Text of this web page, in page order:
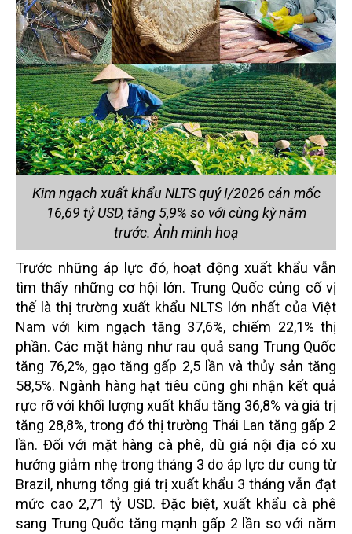
Kim ngạch xuất khẩu NLTS quý I/2026 cán mốc
16,69 tỷ USD, tăng 5,9% so với cùng kỳ năm
trước. Ảnh minh hoạ
Trước những áp lực đó, hoạt động xuất khẩu vẫn
tìm thấy những cơ hội lớn. Trung Quốc củng cố vị
thế là thị trường xuất khẩu NLTS lớn nhất của Việt
Nam với kim ngạch tăng 37,6%, chiếm 22,1% thị
phần. Các mặt hàng như rau quả sang Trung Quốc
tăng 76,2%, gạo tăng gấp 2,5 lần và thủy sản tăng
58,5%. Ngành hàng hạt tiêu cũng ghi nhận kết quả
rực rỡ với khối lượng xuất khẩu tăng 36,8% và giá trị
tăng 28,8%, trong đó thị trường Thái Lan tăng gấp 2
lần. Đối với mặt hàng cà phê, dù giá nội địa có xu
hướng giảm nhẹ trong tháng 3 do áp lực dư cung từ
Brazil, nhưng tổng giá trị xuất khẩu 3 tháng vẫn đạt
mức cao 2,71 tỷ USD. Đặc biệt, xuất khẩu cà phê
sang Trung Quốc tăng mạnh gấp 2 lần so với năm